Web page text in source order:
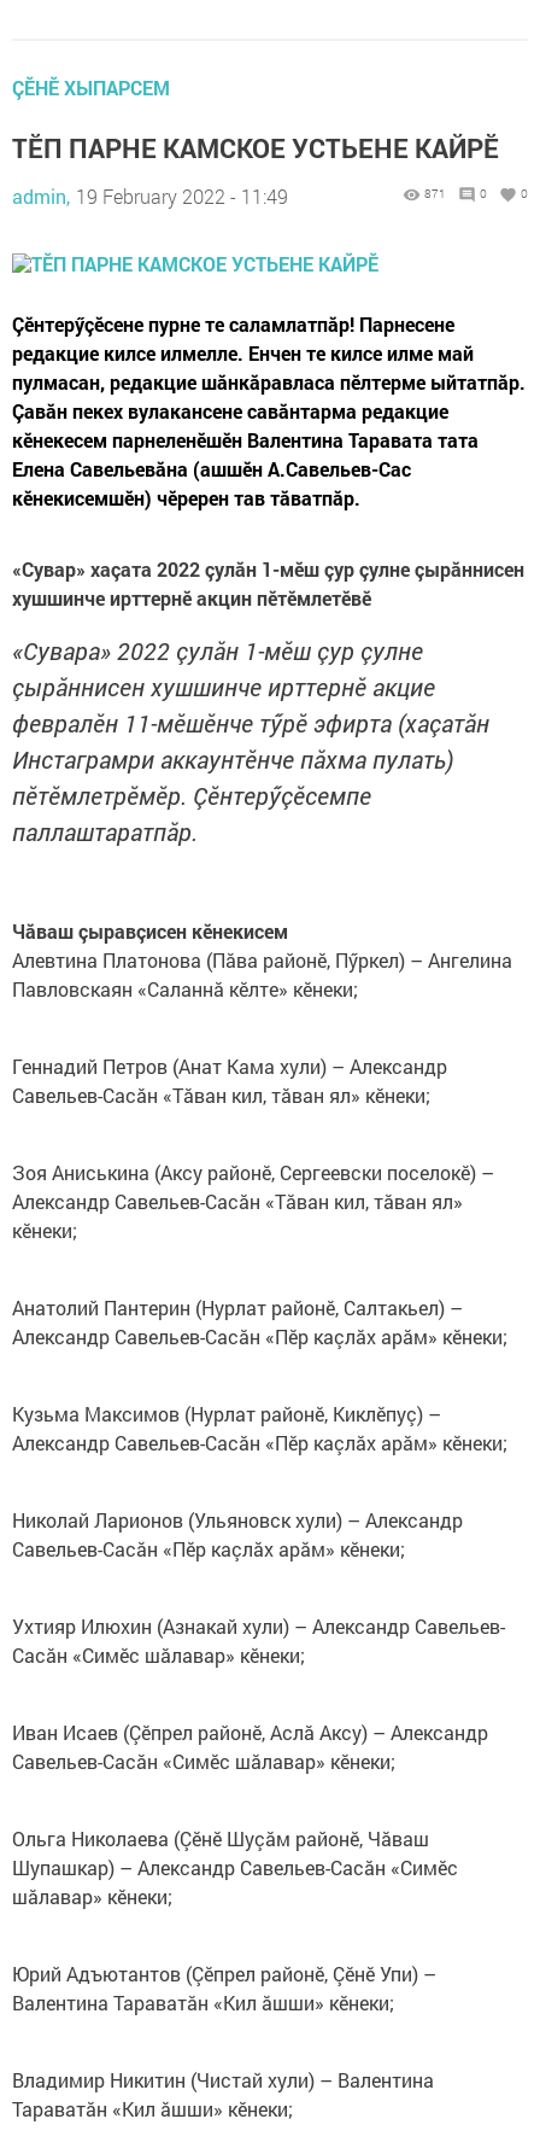
ÇӖНӖ ХЫПАРСЕМ
ТӖП ПАРНЕ КАМСКОЕ УСТЬЕНЕ КАЙРӖ
admin, 19 February 2022 - 11:49 871 0 0
Çӗнтерӳçӗсене пурне те саламлатпăр! Парнесене
редакцие килсе илмелле. Енчен те килсе илме май
пулмасан, редакцие шăнкăравласа пӗлтерме ыйтатпăр.
Çавăн пекех вулакансене савăнтарма редакцие
кӗнекесем парнеленӗшӗн Валентина Таравата тата
Елена Савельевăна (ашшӗн А.Савельев-Сас
кӗнекисемшӗн) чӗререн тав тăватпăр.
«Сувар» хаçата 2022 çулăн 1-мӗш çур çулне çырăннисен
хушшинче ирттернӗ акцин пӗтӗмлетӗвӗ
«Сувара» 2022 çулăн 1-мӗш çур çулне
çырăннисен хушшинче ирттернӗ акцие
февралӗн 11-мӗшӗнче тӳрӗ эфирта (хаçатăн
Инстаграмри аккаунтӗнче пăхма пулать)
пӗтӗмлетрӗмӗр. Çӗнтерӳçӗсемпе
паллаштаратпăр.
Чăваш çыравçисен кӗнекисем
Алевтина Платонова (Пăва районӗ, Пӳркел) – Ангелина
Павловскаян «Саланнă кӗлте» кӗнеки;
Геннадий Петров (Анат Кама хули) – Александр
Савельев-Сасăн «Тăван кил, тăван ял» кӗнеки;
Зоя Аниськина (Аксу районӗ, Сергеевски поселокӗ) –
Александр Савельев-Сасăн «Тăван кил, тăван ял»
кӗнеки;
Анатолий Пантерин (Нурлат районӗ, Салтакьел) –
Александр Савельев-Сасăн «Пӗр каçлăх арăм» кӗнеки;
Кузьма Максимов (Нурлат районӗ, Киклӗпуç) –
Александр Савельев-Сасăн «Пӗр каçлăх арăм» кӗнеки;
Николай Ларионов (Ульяновск хули) – Александр
Савельев-Сасăн «Пӗр каçлăх арăм» кӗнеки;
Ухтияр Илюхин (Азнакай хули) – Александр Савельев-
Сасăн «Симӗс шăлавар» кӗнеки;
Иван Исаев (Çӗпрел районӗ, Аслă Аксу) – Александр
Савельев-Сасăн «Симӗс шăлавар» кӗнеки;
Ольга Николаева (Çӗнӗ Шуçăм районӗ, Чăваш
Шупашкар) – Александр Савельев-Сасăн «Симӗс
шăлавар» кӗнеки;
Юрий Адъютантов (Çӗпрел районӗ, Çӗнӗ Упи) –
Валентина Тараватăн «Кил ăшши» кӗнеки;
Владимир Никитин (Чистай хули) – Валентина
Тараватăн «Кил ăшши» кӗнеки;